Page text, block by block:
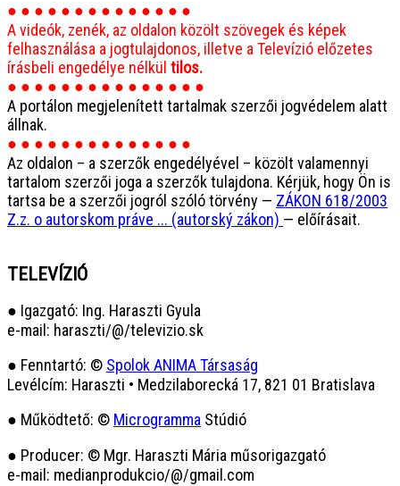
● ● ● ● ● ● ● ● ● ● ● ● ● ●
A videók, zenék, az oldalon közölt szövegek és képek
felhasználása a jogtulajdonos, illetve a Televízió előzetes
írásbeli engedélye nélkül tilos.
● ● ● ● ● ● ● ● ● ● ● ● ● ● ●
A portálon megjelenített tartalmak szerzői jogvédelem alatt
állnak.
● ● ● ● ● ● ● ● ● ● ● ● ● ●
Az oldalon – a szerzők engedélyével – közölt valamennyi
tartalom szerzői joga a szerzők tulajdona. Kérjük, hogy Ön is
tartsa be a szerzői jogról szóló törvény — ZÁKON 618/2003
Z.z. o autorskom práve ... (autorský zákon) — előírásait.
TELEVÍZIÓ
● Igazgató: Ing. Haraszti Gyula
e-mail: haraszti/@/televizio.sk
● Fenntartó: © Spolok ANIMA Társaság
Levélcím: Haraszti • Medzilaborecká 17, 821 01 Bratislava
● Működtető: © Microgramma Stúdió
● Producer: © Mgr. Haraszti Mária műsorigazgató
e-mail: medianprodukcio/@/gmail.com